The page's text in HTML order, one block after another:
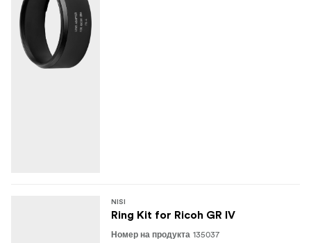
NISI
Ring Kit for Ricoh GR IV
Номер на продукта 135037